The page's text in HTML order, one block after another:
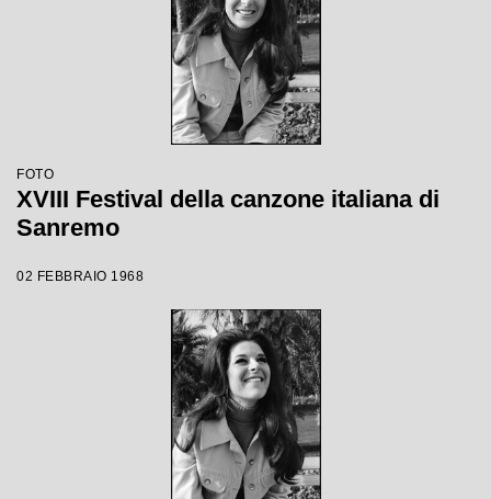
FOTO
XVIII Festival della canzone italiana di
Sanremo
02 FEBBRAIO 1968